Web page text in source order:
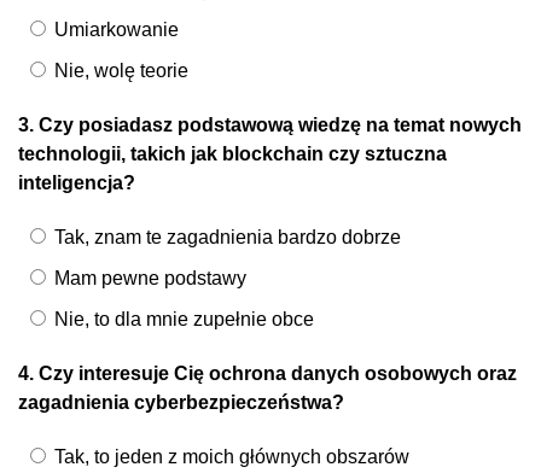
Umiarkowanie
Nie, wolę teorie
3. Czy posiadasz podstawową wiedzę na temat nowych
technologii, takich jak blockchain czy sztuczna
inteligencja?
Tak, znam te zagadnienia bardzo dobrze
Mam pewne podstawy
Nie, to dla mnie zupełnie obce
4. Czy interesuje Cię ochrona danych osobowych oraz
zagadnienia cyberbezpieczeństwa?
Tak, to jeden z moich głównych obszarów